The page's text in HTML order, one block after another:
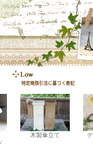
木製傘立て